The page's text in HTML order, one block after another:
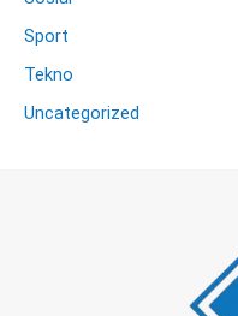
Sport
Tekno
Uncategorized